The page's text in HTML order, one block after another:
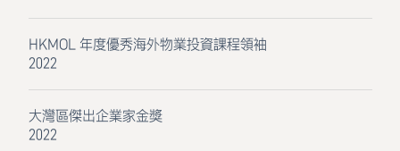
HKMOL 年度優秀海外物業投資課程領袖
2022
大灣區傑出企業家金獎
2022